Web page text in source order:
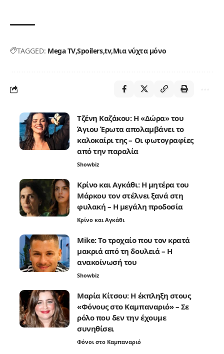
TAGGED: Mega TVSpoilerstv Μια νύχτα μόνο
Τζένη Καζάκου: Η «Δώρα» του
Άγιου Έρωτα απολαμβάνει το
καλοκαίρι της – Οι φωτογραφίες
από την παραλία
Showbiz
Κρίνο και Αγκάθι: Η μητέρα του
Μάρκου τον στέλνει ξανά στη
φυλακή – Η μεγάλη προδοσία
Κρίνο και Αγκάθι
Mike: Το τροχαίο που τον κρατά
μακριά από τη δουλειά – Η
ανακοίνωσή του
Showbiz
Μαρία Κίτσου: Η έκπληξη στους
«Φόνους στο Καμπαναριό» – Σε
ρόλο που δεν την έχουμε
συνηθίσει
Φόνοι στο Καμπαναριό